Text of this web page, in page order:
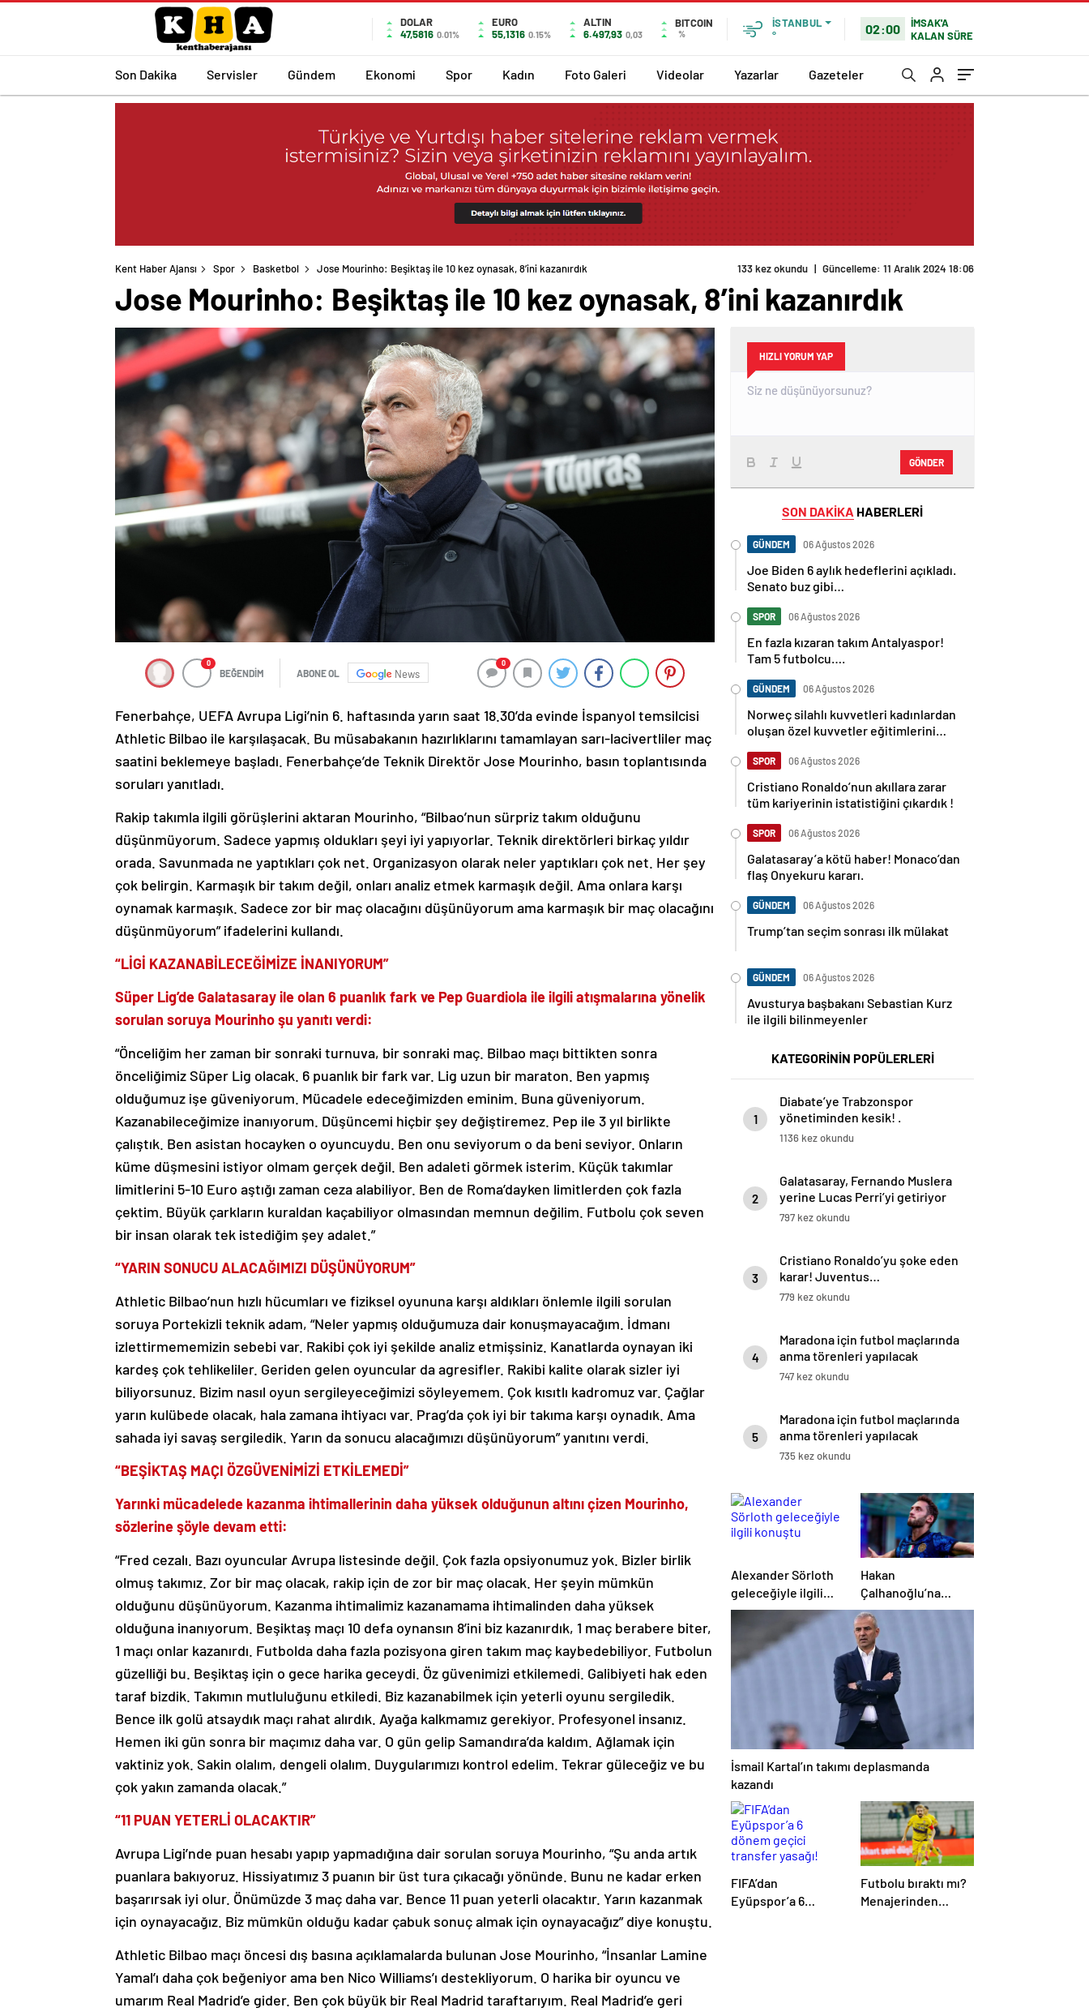
DOLAR
47,5816 0.01%
EURO
55,1316 0.15%
ALTIN
6.497,93 0,03
BITCOIN
%
İSTANBUL
°
02:00
İMSAK'A
KALAN SÜRE
Son Dakika Servisler Gündem Ekonomi Spor Kadın Foto Galeri Videolar Yazarlar Gazeteler
Kent Haber Ajansı Spor Basketbol Jose Mourinho: Beşiktaş ile 10 kez oynasak, 8’ini kazanırdık 133 kez okundu | Güncelleme: 11 Aralık 2024 18:06
Jose Mourinho: Beşiktaş ile 10 kez oynasak, 8’ini kazanırdık
0
BEĞENDİM ABONE OL News
0
Fenerbahçe, UEFA Avrupa Ligi’nin 6. haftasında yarın saat 18.30’da evinde İspanyol temsilcisi
Athletic Bilbao ile karşılaşacak. Bu müsabakanın hazırlıklarını tamamlayan sarı-lacivertliler maç
saatini beklemeye başladı. Fenerbahçe’de Teknik Direktör Jose Mourinho, basın toplantısında
soruları yanıtladı.
Rakip takımla ilgili görüşlerini aktaran Mourinho, “Bilbao’nun sürpriz takım olduğunu
düşünmüyorum. Sadece yapmış oldukları şeyi iyi yapıyorlar. Teknik direktörleri birkaç yıldır
orada. Savunmada ne yaptıkları çok net. Organizasyon olarak neler yaptıkları çok net. Her şey
çok belirgin. Karmaşık bir takım değil, onları analiz etmek karmaşık değil. Ama onlara karşı
oynamak karmaşık. Sadece zor bir maç olacağını düşünüyorum ama karmaşık bir maç olacağını
düşünmüyorum” ifadelerini kullandı.
“LİGİ KAZANABİLECEĞİMİZE İNANIYORUM”
Süper Lig’de Galatasaray ile olan 6 puanlık fark ve Pep Guardiola ile ilgili atışmalarına yönelik
sorulan soruya Mourinho şu yanıtı verdi:
“Önceliğim her zaman bir sonraki turnuva, bir sonraki maç. Bilbao maçı bittikten sonra
önceliğimiz Süper Lig olacak. 6 puanlık bir fark var. Lig uzun bir maraton. Ben yapmış
olduğumuz işe güveniyorum. Mücadele edeceğimizden eminim. Buna güveniyorum.
Kazanabileceğimize inanıyorum. Düşüncemi hiçbir şey değiştiremez. Pep ile 3 yıl birlikte
çalıştık. Ben asistan hocayken o oyuncuydu. Ben onu seviyorum o da beni seviyor. Onların
küme düşmesini istiyor olmam gerçek değil. Ben adaleti görmek isterim. Küçük takımlar
limitlerini 5-10 Euro aştığı zaman ceza alabiliyor. Ben de Roma’dayken limitlerden çok fazla
çektim. Büyük çarkların kuraldan kaçabiliyor olmasından memnun değilim. Futbolu çok seven
bir insan olarak tek istediğim şey adalet.”
“YARIN SONUCU ALACAĞIMIZI DÜŞÜNÜYORUM”
Athletic Bilbao’nun hızlı hücumları ve fiziksel oyununa karşı aldıkları önlemle ilgili sorulan
soruya Portekizli teknik adam, “Neler yapmış olduğumuza dair konuşmayacağım. İdmanı
izlettirmememizin sebebi var. Rakibi çok iyi şekilde analiz etmişsiniz. Kanatlarda oynayan iki
kardeş çok tehlikeliler. Geriden gelen oyuncular da agresifler. Rakibi kalite olarak sizler iyi
biliyorsunuz. Bizim nasıl oyun sergileyeceğimizi söyleyemem. Çok kısıtlı kadromuz var. Çağlar
yarın kulübede olacak, hala zamana ihtiyacı var. Prag’da çok iyi bir takıma karşı oynadık. Ama
sahada iyi savaş sergiledik. Yarın da sonucu alacağımızı düşünüyorum” yanıtını verdi.
“BEŞİKTAŞ MAÇI ÖZGÜVENİMİZİ ETKİLEMEDİ”
Yarınki mücadelede kazanma ihtimallerinin daha yüksek olduğunun altını çizen Mourinho,
sözlerine şöyle devam etti:
“Fred cezalı. Bazı oyuncular Avrupa listesinde değil. Çok fazla opsiyonumuz yok. Bizler birlik
olmuş takımız. Zor bir maç olacak, rakip için de zor bir maç olacak. Her şeyin mümkün
olduğunu düşünüyorum. Kazanma ihtimalimiz kazanamama ihtimalinden daha yüksek
olduğuna inanıyorum. Beşiktaş maçı 10 defa oynansın 8’ini biz kazanırdık, 1 maç berabere biter,
1 maçı onlar kazanırdı. Futbolda daha fazla pozisyona giren takım maç kaybedebiliyor. Futbolun
güzelliği bu. Beşiktaş için o gece harika geceydi. Öz güvenimizi etkilemedi. Galibiyeti hak eden
taraf bizdik. Takımın mutluluğunu etkiledi. Biz kazanabilmek için yeterli oyunu sergiledik.
Bence ilk golü atsaydık maçı rahat alırdık. Ayağa kalkmamız gerekiyor. Profesyonel insanız.
Hemen iki gün sonra bir maçımız daha var. O gün gelip Samandıra’da kaldım. Ağlamak için
vaktiniz yok. Sakin olalım, dengeli olalım. Duygularımızı kontrol edelim. Tekrar güleceğiz ve bu
çok yakın zamanda olacak.”
“11 PUAN YETERLİ OLACAKTIR”
Avrupa Ligi’nde puan hesabı yapıp yapmadığına dair sorulan soruya Mourinho, “Şu anda artık
puanlara bakıyoruz. Hissiyatımız 3 puanın bir üst tura çıkacağı yönünde. Bunu ne kadar erken
başarırsak iyi olur. Önümüzde 3 maç daha var. Bence 11 puan yeterli olacaktır. Yarın kazanmak
için oynayacağız. Biz mümkün olduğu kadar çabuk sonuç almak için oynayacağız” diye konuştu.
Athletic Bilbao maçı öncesi dış basına açıklamalarda bulunan Jose Mourinho, “İnsanlar Lamine
Yamal’ı daha çok beğeniyor ama ben Nico Williams’ı destekliyorum. O harika bir oyuncu ve
umarım Real Madrid’e gider. Ben çok büyük bir Real Madrid taraftarıyım. Real Madrid’e geri
HIZLI YORUM YAP
GÖNDER
SON DAKİKA HABERLERİ
GÜNDEM 06 Ağustos 2026
Joe Biden 6 aylık hedeflerini açıkladı.
Senato buz gibi…
SPOR 06 Ağustos 2026
En fazla kızaran takım Antalyaspor!
Tam 5 futbolcu….
GÜNDEM 06 Ağustos 2026
Norweç silahlı kuvvetleri kadınlardan
oluşan özel kuvvetler eğitimlerini
SPOR 06 Ağustos 2026
Cristiano Ronaldo’nun akıllara zarar
tüm kariyerinin istatistiğini çıkardık !
SPOR 06 Ağustos 2026
Galatasaray’a kötü haber! Monaco’dan
flaş Onyekuru kararı.
GÜNDEM 06 Ağustos 2026
Trump’tan seçim sonrası ilk mülakat
GÜNDEM 06 Ağustos 2026
Avusturya başbakanı Sebastian Kurz
ile ilgili bilinmeyenler
KATEGORİNİN POPÜLERLERİ
1
Diabate’ye Trabzonspor
yönetiminden kesik! .
1136 kez okundu
2
Galatasaray, Fernando Muslera
yerine Lucas Perri’yi getiriyor
797 kez okundu
3
Cristiano Ronaldo’yu şoke eden
karar! Juventus…
779 kez okundu
4
Maradona için futbol maçlarında
anma törenleri yapılacak
747 kez okundu
5
Maradona için futbol maçlarında
anma törenleri yapılacak
735 kez okundu
Alexander Sörloth
geleceğiyle ilgili
konuştu
Hakan
Çalhanoğlu’na
mafya
soruşturması:
Mahkeme cezasını
açıkladı
İsmail Kartal’ın takımı deplasmanda
kazandı
FIFA’dan
Eyüpspor’a 6
Futbolu bıraktı mı?
Menajerinden